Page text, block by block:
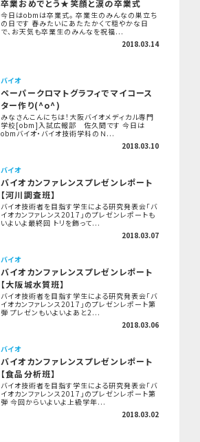
卒業おめでとう★笑顔と涙の卒業式
今日はobmは卒業式。 卒業生のみんなの巣立ち
の日です 春みたいにあたたかくて穏やかな日
で、お天気も卒業生のみんなを祝福...
2018.03.14
バイオ
ペーパークロマトグラフィでマイコース
ター作り(^o^)
みなさんこんにちは！大阪バイオメディカル専門
学校[obm]入試広報部 佐久間です 今日は
obmバイオ・バイオ技術学科のＮ...
2018.03.10
バイオ
バイオカンファレンスプレゼンレポート
【河川調査班】
バイオ技術者を目指す学生による研究発表会「バ
イオカンファレンス2017」のプレゼンレポートも
いよいよ最終回 トリを飾って...
2018.03.07
バイオ
バイオカンファレンスプレゼンレポート
【大阪城水質班】
バイオ技術者を目指す学生による研究発表会「バ
イオカンファレンス2017」のプレゼンレポート第
弾 プレゼンもいよいよあと2...
2018.03.06
バイオ
バイオカンファレンスプレゼンレポート
【食品分析班】
バイオ技術者を目指す学生による研究発表会「バ
イオカンファレンス2017」のプレゼンレポート第
弾 今回からいよいよ上級学年...
2018.03.02